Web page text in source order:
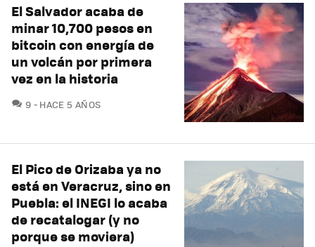
El Salvador acaba de
minar 10,700 pesos en
bitcoin con energía de
un volcán por primera
vez en la historia
9 COMENTARIOS
HACE 5 AÑOS
El Pico de Orizaba ya no
está en Veracruz, sino en
Puebla: el INEGI lo acaba
de recatalogar (y no
porque se moviera)